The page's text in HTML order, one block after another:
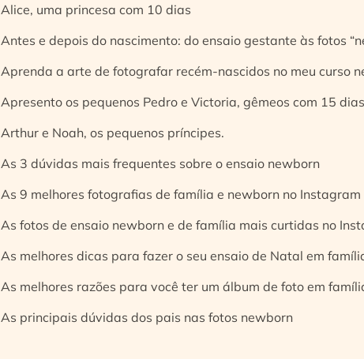
Alice, uma princesa com 10 dias
Antes e depois do nascimento: do ensaio gestante às fotos
Aprenda a arte de fotografar recém-nascidos no meu curso
Apresento os pequenos Pedro e Victoria, gêmeos com 15 dias
Arthur e Noah, os pequenos príncipes.
As 3 dúvidas mais frequentes sobre o ensaio newborn
As 9 melhores fotografias de família e newborn no Instagram
As fotos de ensaio newborn e de família mais curtidas no
As melhores dicas para fazer o seu ensaio de Natal em
As melhores razões para você ter um álbum de foto em
As principais dúvidas dos pais nas fotos newborn